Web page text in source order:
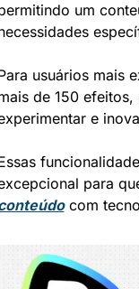
um
usuários mais
de 150
e
para
com